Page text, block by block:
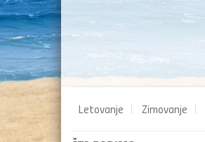
Letovanje Zimovanje